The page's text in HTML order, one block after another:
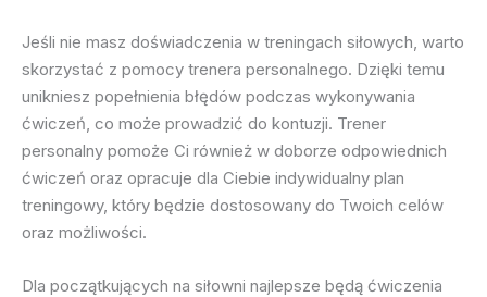
Jeśli nie masz doświadczenia w treningach siłowych, warto
skorzystać z pomocy trenera personalnego. Dzięki temu
unikniesz popełnienia błędów podczas wykonywania
ćwiczeń, co może prowadzić do kontuzji. Trener
personalny pomoże Ci również w doborze odpowiednich
ćwiczeń oraz opracuje dla Ciebie indywidualny plan
treningowy, który będzie dostosowany do Twoich celów
oraz możliwości.
Dla początkujących na siłowni najlepsze będą ćwiczenia